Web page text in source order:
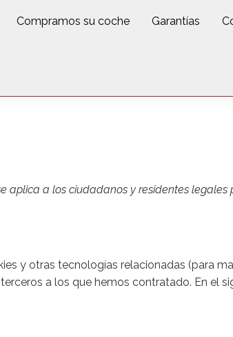
Compramos su coche Garantías
aplica a los ciudadanos y residentes legales
y otras tecnologías relacionadas (para
a los que hemos contratado. En el